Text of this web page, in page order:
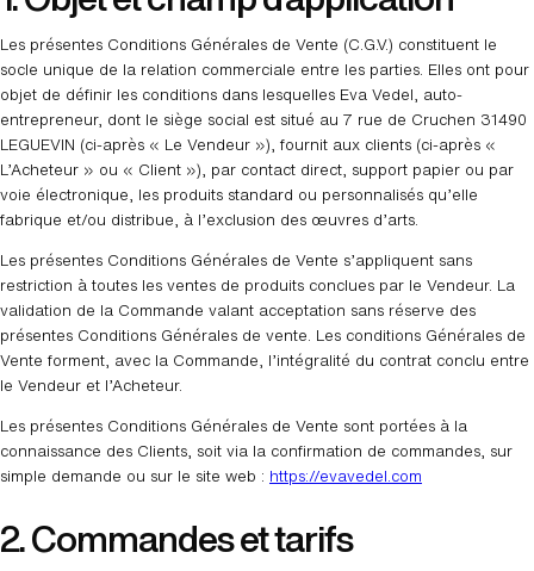
Les présentes Conditions Générales de Vente (C.G.V.) constituent le
socle unique de la relation commerciale entre les parties. Elles ont pour
objet de définir les conditions dans lesquelles Eva Vedel, auto-
entrepreneur, dont le siège social est situé au 7 rue de Cruchen 31490
LEGUEVIN (ci-après « Le Vendeur »), fournit aux clients (ci-après «
L’Acheteur » ou « Client »), par contact direct, support papier ou par
voie électronique, les produits standard ou personnalisés qu’elle
fabrique et/ou distribue, à l’exclusion des œuvres d’arts.
Les présentes Conditions Générales de Vente s’appliquent sans
restriction à toutes les ventes de produits conclues par le Vendeur. La
validation de la Commande valant acceptation sans réserve des
présentes Conditions Générales de vente. Les conditions Générales de
Vente forment, avec la Commande, l’intégralité du contrat conclu entre
le Vendeur et l’Acheteur.
Les présentes Conditions Générales de Vente sont portées à la
connaissance des Clients, soit via la confirmation de commandes, sur
simple demande ou sur le site web : https://evavedel.com
2. Commandes et tarifs